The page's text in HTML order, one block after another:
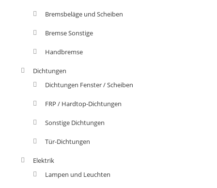
Bremsbeläge und Scheiben
Bremse Sonstige
Handbremse
Dichtungen
Dichtungen Fenster / Scheiben
FRP / Hardtop-Dichtungen
Sonstige Dichtungen
Tür-Dichtungen
Elektrik
Lampen und Leuchten